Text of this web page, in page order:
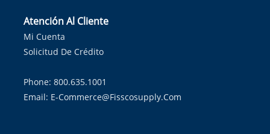
Atención Al Cliente
Mi Cuenta
Solicitud De Crédito
Phone: 800.635.1001
Email: E-Commerce@fisscosupply.com